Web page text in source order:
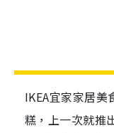
IKEA宜家家居
糕，上一次就推